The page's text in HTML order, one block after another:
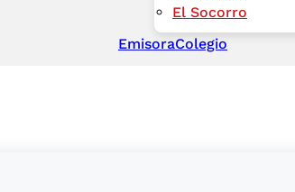
El Socorro
EmisoraColegio